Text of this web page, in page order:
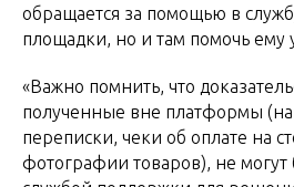
обращается за помощью в
площадки, но и там помочь ему
«Важно помнить, что
полученные вне платформы
переписки, чеки об оплате на
фотографии товаров), не могут